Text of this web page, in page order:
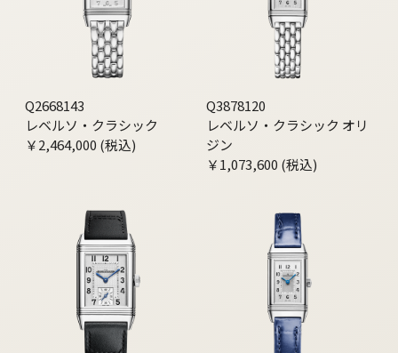
Q2668143
レベルソ・クラシック
￥2,464,000 (税込)
Q3878120
レベルソ・クラシック オリ
ジン
￥1,073,600 (税込)